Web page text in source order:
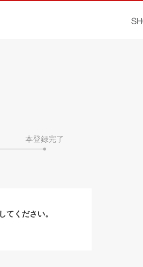
本登録完了
してください。